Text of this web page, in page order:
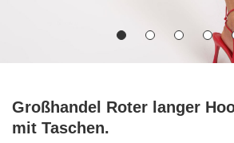
Großhandel Roter langer
mit Taschen.